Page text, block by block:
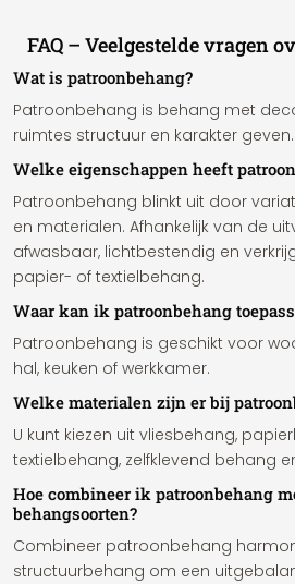
FAQ – Veelgestelde vragen
Wat is patroonbehang?
Patroonbehang is behang met
ruimtes structuur en karakter geven.
Welke eigenschappen heeft
Patroonbehang blinkt uit door
en materialen. Afhankelijk van de
afwasbaar, lichtbestendig en
papier- of textielbehang.
Waar kan ik patroonbehang
Patroonbehang is geschikt voor
hal, keuken of werkkamer.
Welke materialen zijn er bij
U kunt kiezen uit vliesbehang,
textielbehang, zelfklevend behang
Hoe combineer ik patroonbehang
behangsoorten?
Combineer patroonbehang
structuurbehang om een